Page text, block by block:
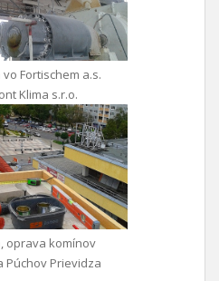
Fortischem a.s.
Klima s.r.o.
oprava komínov
Púchov Prievidza